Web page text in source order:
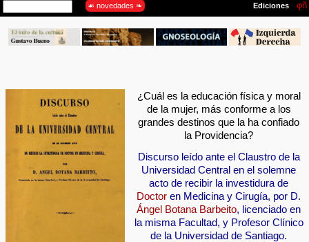
¿Cuál es la educación física y moral
de la mujer, más conforme a los
grandes destinos que la ha confiado
la Providencia?
Discurso leído ante el Claustro de la
Universidad Central en el solemne
acto de recibir la investidura de
Doctor en Medicina y Cirugía, por D.
Ángel Botana Barbeito, licenciado en
la misma Facultad, y Profesor Clínico
de la Universidad de Santiago.